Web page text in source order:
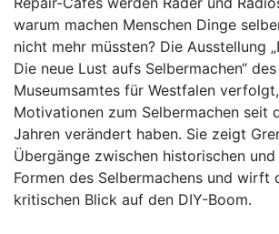
warum machen Menschen Dinge
nicht mehr müssten? Die Ausstellung
Die neue Lust aufs Selbermachen“
Museumsamtes für Westfalen
Motivationen zum Selbermachen seit
Jahren verändert haben. Sie zeigt
Übergänge zwischen historischen
Formen des Selbermachens und wirft
kritischen Blick auf den DIY-Boom.